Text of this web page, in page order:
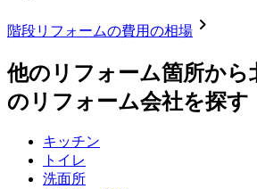
階段リフォームの費用の相場 chevron_right
他のリフォーム箇所から
のリフォーム会社を探す
キッチン
トイレ
洗面所